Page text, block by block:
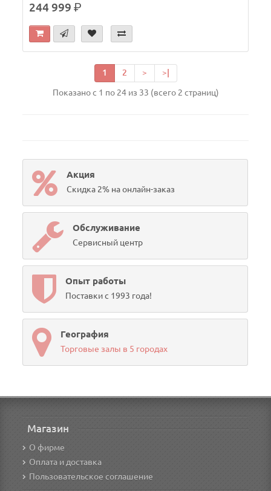
244 999р.
1 2 > >|
Показано с 1 по 24 из 33 (всего 2 страниц)
Акция
Скидка 2% на онлайн-заказ
Обслуживание
Сервисный центр
Опыт работы
Поставки с 1993 года!
География
Торговые залы в 5 городах
Магазин
О фирме
Оплата и доставка
Пользовательское соглашение